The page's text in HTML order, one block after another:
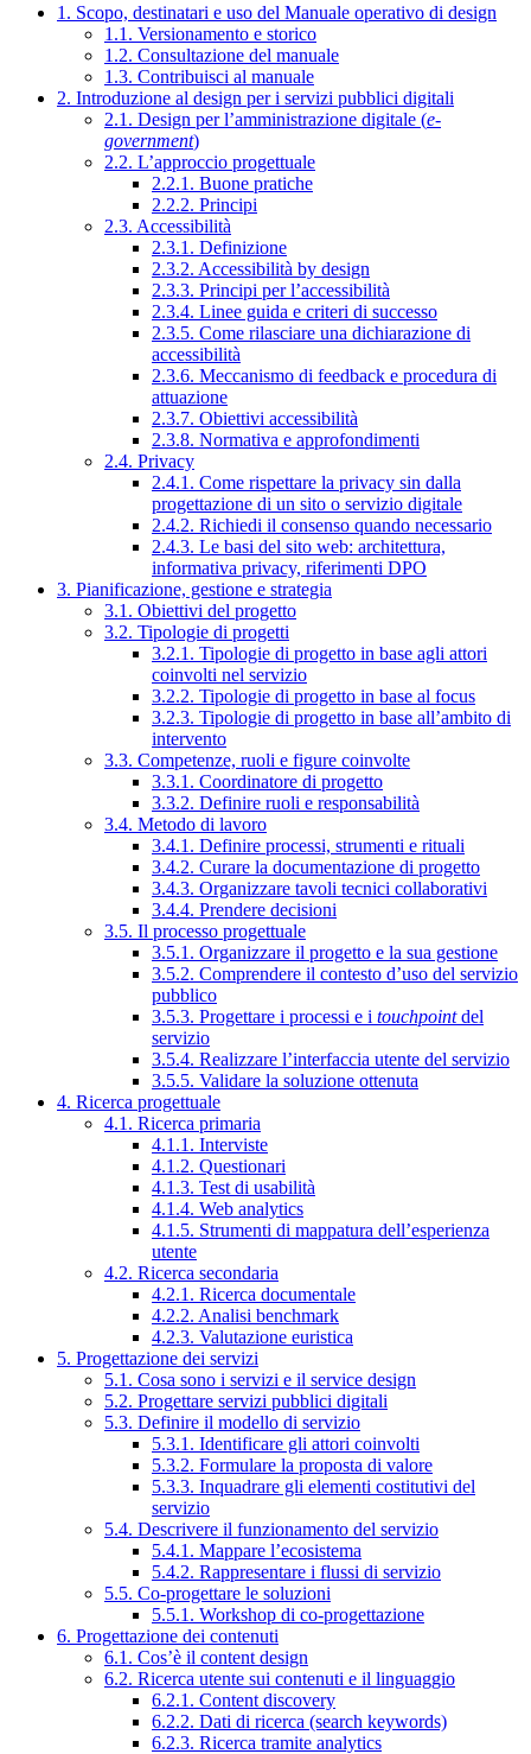
1. Scopo, destinatari e uso del Manuale operativo di design
1.1. Versionamento e storico
1.2. Consultazione del manuale
1.3. Contribuisci al manuale
2. Introduzione al design per i servizi pubblici digitali
2.1. Design per l’amministrazione digitale (e-
government)
2.2. L’approccio progettuale
2.2.1. Buone pratiche
2.2.2. Principi
2.3. Accessibilità
2.3.1. Definizione
2.3.2. Accessibilità by design
2.3.3. Principi per l’accessibilità
2.3.4. Linee guida e criteri di successo
2.3.5. Come rilasciare una dichiarazione di
accessibilità
2.3.6. Meccanismo di feedback e procedura di
attuazione
2.3.7. Obiettivi accessibilità
2.3.8. Normativa e approfondimenti
2.4. Privacy
2.4.1. Come rispettare la privacy sin dalla
progettazione di un sito o servizio digitale
2.4.2. Richiedi il consenso quando necessario
2.4.3. Le basi del sito web: architettura,
informativa privacy, riferimenti DPO
3. Pianificazione, gestione e strategia
3.1. Obiettivi del progetto
3.2. Tipologie di progetti
3.2.1. Tipologie di progetto in base agli attori
coinvolti nel servizio
3.2.2. Tipologie di progetto in base al focus
3.2.3. Tipologie di progetto in base all’ambito di
intervento
3.3. Competenze, ruoli e figure coinvolte
3.3.1. Coordinatore di progetto
3.3.2. Definire ruoli e responsabilità
3.4. Metodo di lavoro
3.4.1. Definire processi, strumenti e rituali
3.4.2. Curare la documentazione di progetto
3.4.3. Organizzare tavoli tecnici collaborativi
3.4.4. Prendere decisioni
3.5. Il processo progettuale
3.5.1. Organizzare il progetto e la sua gestione
3.5.2. Comprendere il contesto d’uso del servizio
pubblico
3.5.3. Progettare i processi e i touchpointdel
servizio
3.5.4. Realizzare l’interfaccia utente del servizio
3.5.5. Validare la soluzione ottenuta
4. Ricerca progettuale
4.1. Ricerca primaria
4.1.1. Interviste
4.1.2. Questionari
4.1.3. Test di usabilità
4.1.4. Web analytics
4.1.5. Strumenti di mappatura dell’esperienza
utente
4.2. Ricerca secondaria
4.2.1. Ricerca documentale
4.2.2. Analisi benchmark
4.2.3. Valutazione euristica
5. Progettazione dei servizi
5.1. Cosa sono i servizi e il service design
5.2. Progettare servizi pubblici digitali
5.3. Definire il modello di servizio
5.3.1. Identificare gli attori coinvolti
5.3.2. Formulare la proposta di valore
5.3.3. Inquadrare gli elementi costitutivi del
servizio
5.4. Descrivere il funzionamento del servizio
5.4.1. Mappare l’ecosistema
5.4.2. Rappresentare i flussi di servizio
5.5. Co-progettare le soluzioni
5.5.1. Workshop di co-progettazione
6. Progettazione dei contenuti
6.1. Cos’è il content design
6.2. Ricerca utente sui contenuti e il linguaggio
6.2.1. Content discovery
6.2.2. Dati di ricerca (search keywords)
6.2.3. Ricerca tramite analytics